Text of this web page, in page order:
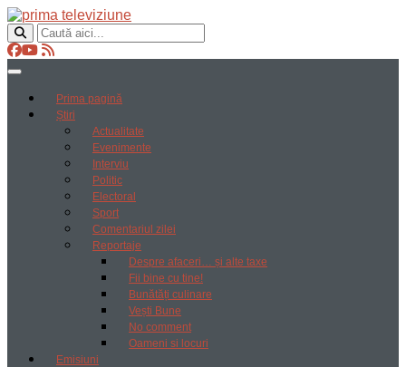
Prima pagină
Știri
Actualitate
Evenimente
Interviu
Politic
Electoral
Sport
Comentariul zilei
Reportaje
Despre afaceri… și alte taxe
Fii bine cu tine!
Bunătăți culinare
Vești Bune
No comment
Oameni si locuri
Emisiuni